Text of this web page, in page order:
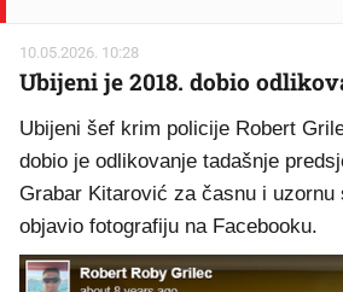
10.05.2026. 10:28
Ubijeni je 2018. dobio
Ubijeni šef krim policije Robert
dobio je odlikovanje tadašnje
Grabar Kitarović za časnu i uzornu
objavio fotografiju na Facebooku.